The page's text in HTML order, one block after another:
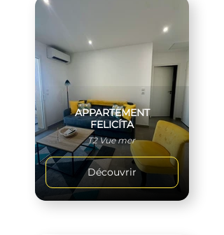
APPARTEMENT
FELICÍTA
T2 Vue mer
Découvrir